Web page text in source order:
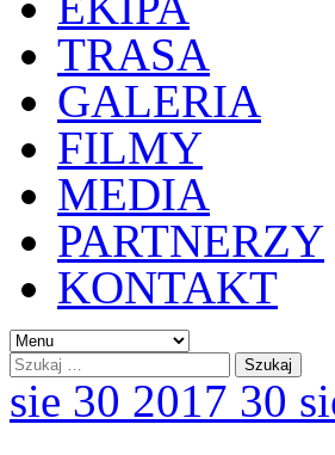
TRASA
GALERIA
FILMY
MEDIA
PARTNERZY
KONTAKT
sie 30 2017 30